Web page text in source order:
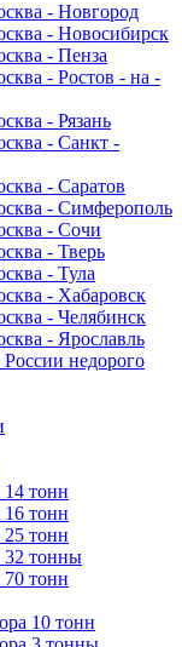
- Новгород
- Новосибирск
- Пенза
- Ростов - на -
- Рязань
- Санкт -
- Саратов
- Симферополь
- Сочи
- Тверь
- Тула
- Хабаровск
- Челябинск
- Ярославль
России недорого
тонн
тонн
тонн
32 тонны
тонн
10 тонн